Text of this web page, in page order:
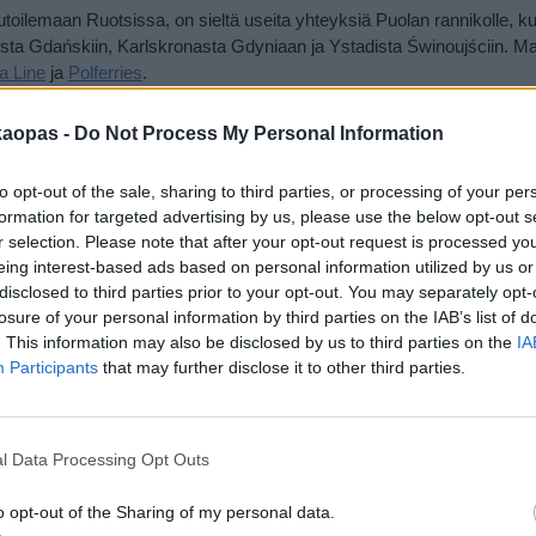
- Do Not Process My Personal Information
opt-out of the sale, sharing to third parties, or processing of your
for targeted advertising by us, please use the below opt-out
selection. Please note that after your opt-out request is processed
interest-based ads based on personal information utilized by us
to third parties prior to your opt-out. You may separately
of your personal information by third parties on the IAB’s list of
This information may also be disclosed by us to third parties on the
Participants that may further disclose it to other third parties.
Data Processing Opt Outs
opt-out of the Sharing of my personal data.
Ruotsissa, on sieltä useita yhteyksiä Puolan rannikolle,
Gdańskiin, Karlskronasta Gdyniaan ja Ystadista Świnoujściin.
Line ja Polferries.
Tallinnasta kohti Puolaa
kertaa päivässä. Tallinnasta voi neljässä tunnissa siirtyä Riikaan,
siirtyä Kaunakseen ja Kaunaksesta voi yli yön siirtyä
Krakovaan. Bussit ovat luotettavia ja siistejä, hinnat ovat kohtuullisia
tutustuminen bussimatkalla on suositeltavaa.
katsella esimerkiksi EcolinesinjaLux Expressinsivuilta, sillä ne
yhtiöt, joskin Ecolinesin kyydissä pääsee parhaiten Puolaan asti.
Saksasta, Tšekistä ja Unkarista. Esimerkiksi Prahan ja